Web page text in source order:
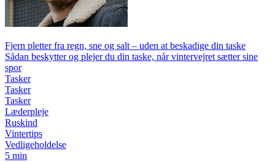
Fjern pletter fra regn, sne og salt – uden at beskadige din taske
Sådan beskytter og plejer du din taske, når vintervejret sætter sine
spor
Tasker
Tasker
Tasker
Læderpleje
Ruskind
Vintertips
Vedligeholdelse
5 min